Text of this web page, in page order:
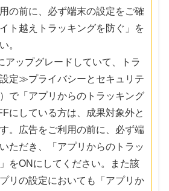
の前に、必ず端末の設定をご確
ト越えトラッキングを防ぐ」を
。
ップグレードしていて、トラ
定≫プライバシーとセキュリテ
で「アプリからのトラッキング
にしている方は、成果対象外と
。広告をご利用の前に、必ず端
ただき、「アプリからのトラッ
をONにしてください。また該
リの設定においても「アプリか